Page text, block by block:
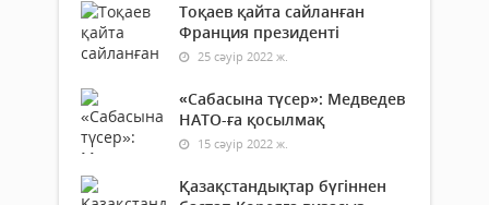
Тоқаев қайта сайланған
Франция президенті
25 сәуір 2022 ж.
«Сабасына түсер»: Медведев
НАТО-ға қосылмақ
15 сәуір 2022 ж.
Қазақстандықтар бүгіннен